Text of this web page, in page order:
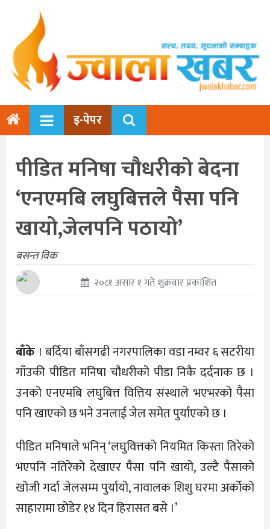
इ-पेपर
पीडित मनिषा चौधरीको बेदना
‘एनएमबि लघुबित्तले पैसा पनि
खायो,जेलपनि पठायो’
बसन्त विक
२०८१ असार १ गते शुक्रवार प्रकाशित
बाँके । बर्दिया बाँसगढी नगरपालिका वडा नम्वर ६ सटरीया
गाँउकी पीडित मनिषा चौधरीको पीडा निकै दर्दनाक छ ।
उनको एनएमबि लघुबित्त वित्तिय संस्थाले भएभरको पैसा
पनि खाएको छ भने उनलाई जेल समेत पुर्याएको छ ।
पीडित मनिषाले भनिन् ‘लघुवित्तको नियमित किस्ता तिरेको
भएपनि नतिरेको देखाएर पैसा पनि खायो, उल्टै पैसाको
खोजी गर्दा जेलसम्म पुर्यायो, नावालक शिशु घरमा अर्कोको
साहारामा छोडेर १४ दिन हिरासत बसे ।’